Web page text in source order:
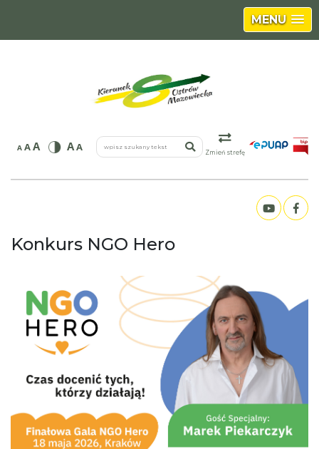
MENU
A AA AA wpisz szukany tekst
Zmień strefę
Konkurs NGO Hero